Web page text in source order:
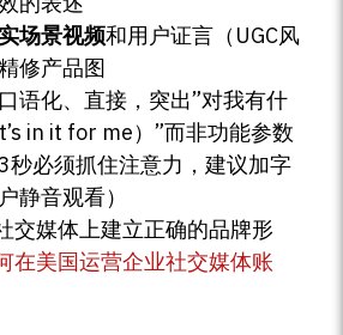
场景视频和用户证言（UGC风
修产品图
语化、直接，突出”对我有什
in it for me）”而非功能参数
秒必须抓住注意力，建议加字
静音观看）
交媒体上建立正确的品牌形
在美国运营企业社交媒体账